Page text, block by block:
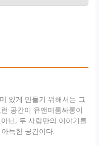
있게 만들기 위해서는 그
공간이 유앤미룸싸롱이
닌, 두 사람만의 이야기를
늑한 공간이다.